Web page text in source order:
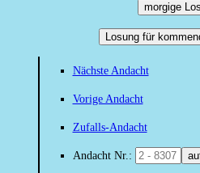
morgige
Losung für
Nächste Andacht
Vorige Andacht
Zufalls-Andacht
Andacht Nr.: